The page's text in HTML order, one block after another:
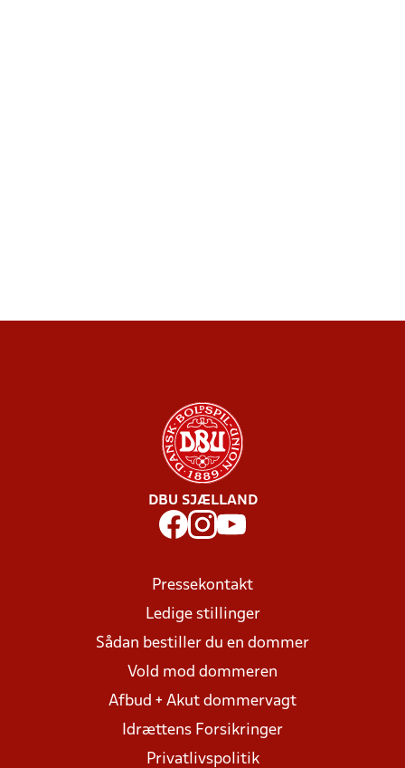
DBU SJÆLLAND
Pressekontakt
Ledige stillinger
Sådan bestiller du en dommer
Vold mod dommeren
Afbud + Akut dommervagt
Idrættens Forsikringer
Privatlivspolitik